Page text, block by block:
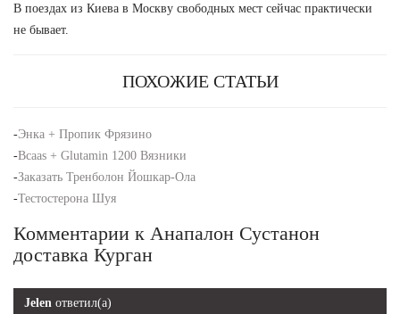
В поездах из Киева в Москву свободных мест сейчас практически
не бывает.
ПОХОЖИЕ СТАТЬИ
-Энка + Пропик Фрязино
-Bcaas + Glutamin 1200 Вязники
-Заказать Тренболон Йошкар-Ола
-Тестостерона Шуя
Комментарии к Анапалон Сустанон
доставка Курган
Jelen ответил(а)